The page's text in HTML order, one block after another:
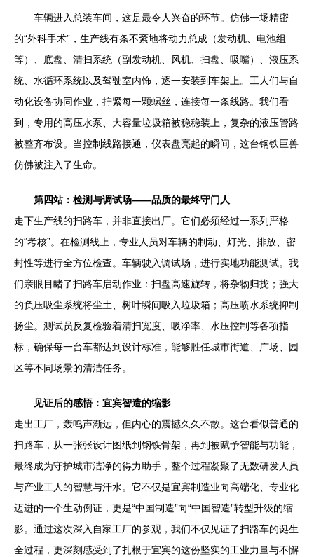
车辆进入总装车间，这是最令人兴奋的环节。仿佛一场精密
的“外科手术”，生产线有条不紊地将动力总成（发动机、电池组
等）、底盘、清扫系统（副发动机、风机、扫盘、吸嘴）、液压系
统、水循环系统以及驾驶室内饰，逐一安装到车架上。工人们与自
动化设备协同作业，拧紧每一颗螺丝，连接每一条线路。我们看
到，专用的高压水泵、大容量垃圾箱被稳稳装上，复杂的液压管路
被整齐布设。当控制线路接通，仪表盘亮起的瞬间，这台钢铁巨兽
仿佛被注入了生命。
第四站：检测与调试场——品质的最终守门人
走下生产线的扫路车，并非直接出厂。它们必须经过一系列严格
的“考核”。在检测线上，专业人员对车辆的制动、灯光、排放、密
封性等进行全方位检查。车辆驶入调试场，进行实地功能测试。我
们亲眼目睹了扫路车启动作业：扫盘高速旋转，将杂物归拢；强大
的负压吸尘系统将尘土、树叶瞬间吸入垃圾箱；高压喷水系统抑制
扬尘。测试员反复检验着清扫宽度、吸净率、水压控制等各项指
标，确保每一台车都达到设计标准，能够胜任城市街道、广场、园
区等不同场景的清洁任务。
见证后的感悟：宜宾智造的缩影
走出工厂，轰鸣声渐远，但内心的震撼久久不散。这台看似普通的
扫路车，从一张张设计图纸到钢铁骨架，再到被赋予智能与功能，
最终成为守护城市洁净的得力助手，整个过程凝聚了无数研发人员
与产业工人的智慧与汗水。它不仅是宜宾制造业向高端化、专业化
迈进的一个生动例证，更是“中国制造”向“中国智造”转型升级的缩
影。通过这次深入自家工厂的参观，我们不仅见证了扫路车的诞生
全过程，更深刻感受到了扎根于宜宾的这份坚实的工业力量与不懈